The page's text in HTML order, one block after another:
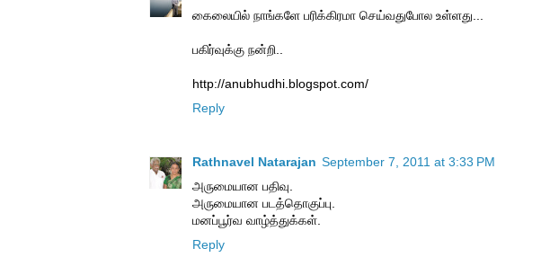
கைலையில் நாங்களே பரிக்கிரமா செய்வதுபோல உள்ளது...
பகிர்வுக்கு நன்றி..
http://anubhudhi.blogspot.com/
Reply
Rathnavel Natarajan September 7, 2011 at 3:33 PM
அருமையான பதிவு.
அருமையான படத்தொகுப்பு.
மனப்பூர்வ வாழ்த்துக்கள்.
Reply